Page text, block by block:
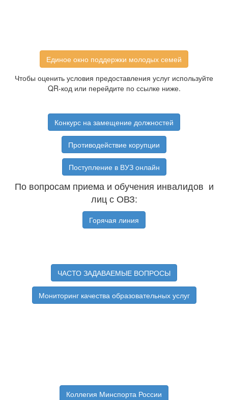
Единое окно поддержки молодых семей
Чтобы оценить условия предоставления услуг используйте
QR-код или перейдите по ссылке ниже.
Конкурс на замещение должностей
Противодействие корупции
Поступление в ВУЗ онлайн
По вопросам приема и обучения инвалидов и
лиц с ОВЗ:
Горячая линия
ЧАСТО ЗАДАВАЕМЫЕ ВОПРОСЫ
Мониторинг качества образовательных услуг
Коллегия Минспорта России